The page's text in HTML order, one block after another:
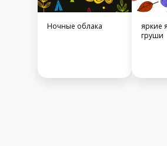
Ночные облака
яркие
груши